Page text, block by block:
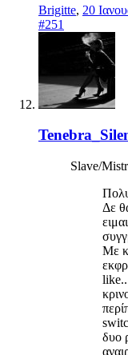
Brigitte, 20
#251
Slave/
Δε
Με
like..
δυο